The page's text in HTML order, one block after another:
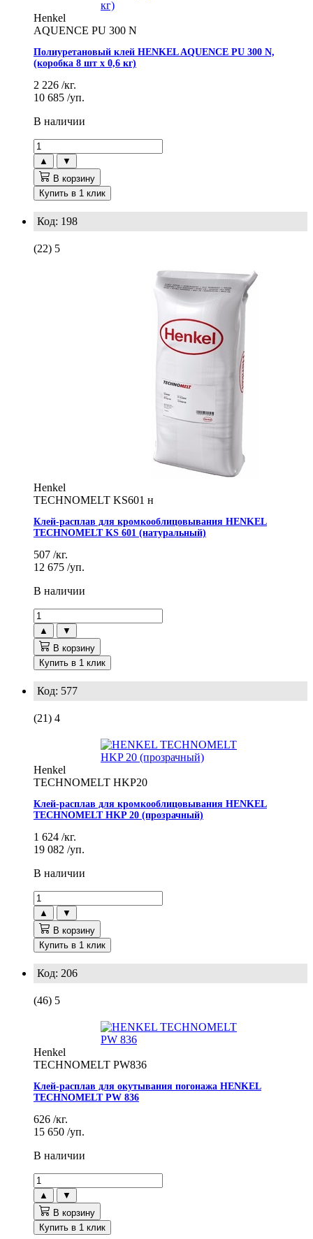
Henkel
AQUENCE PU 300 N
Полиуретановый клей HENKEL AQUENCE PU 300 N,
(коробка 8 шт х 0,6 кг)
2 226 /кг.
10 685 /уп.
В наличии
▲
▼
В корзину
Купить в 1 клик
Код: 198
(22) 5
Henkel
TECHNOMELT KS601 н
Клей-расплав для кромкооблицовывания HENKEL
TECHNOMELT KS 601 (натуральный)
507 /кг.
12 675 /уп.
В наличии
▲
▼
В корзину
Купить в 1 клик
Код: 577
(21) 4
Henkel
TECHNOMELT HKP20
Клей-расплав для кромкооблицовывания HENKEL
TECHNOMELT HKP 20 (прозрачный)
1 624 /кг.
19 082 /уп.
В наличии
▲
▼
В корзину
Купить в 1 клик
Код: 206
(46) 5
Henkel
TECHNOMELT PW836
Клей-расплав для окутывания погонажа HENKEL
TECHNOMELT PW 836
626 /кг.
15 650 /уп.
В наличии
▲
▼
В корзину
Купить в 1 клик